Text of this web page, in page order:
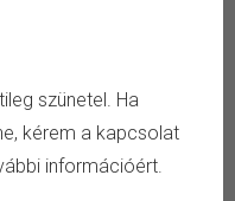
szünetel. Ha
kérem a kapcsolat
információért.